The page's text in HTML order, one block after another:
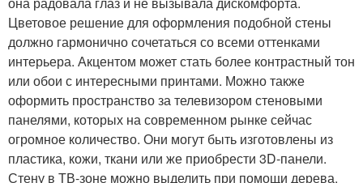
Цветовое решение для оформления подобной стены
должно гармонично сочетаться со всеми оттенками
интерьера. Акцентом может стать более контрастный тон
или обои с интересными принтами. Можно также
оформить пространство за телевизором стеновыми
панелями, которых на современном рынке сейчас
огромное количество. Они могут быть изготовлены из
пластика, кожи, ткани или же приобрести 3D-панели.
Стену в ТВ-зоне можно выделить при помощи дерева.